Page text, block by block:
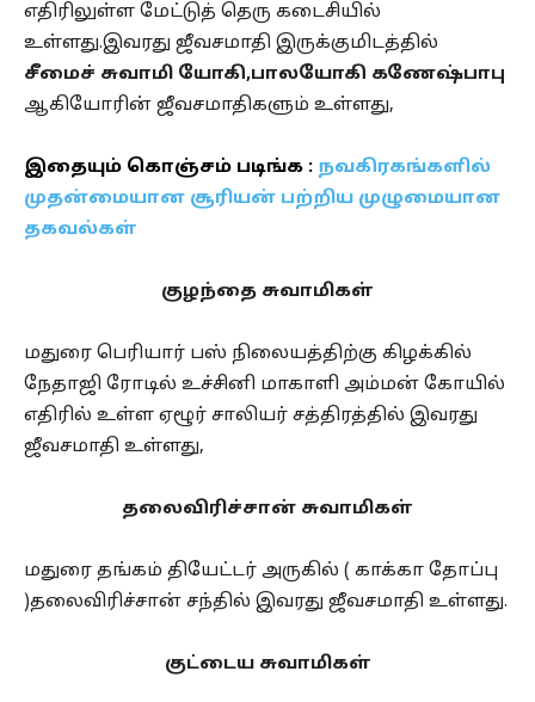
எதிரிலுள்ள மேட்டுத் தெரு கடைசியில்
உள்ளது.இவரது ஜீவசமாதி இருக்குமிடத்தில்
சீமைச் சுவாமி யோகி,பாலயோகி கணேஷ்பாபு
ஆகியோரின் ஜீவசமாதிகளும் உள்ளது,
இதையும் கொஞ்சம் படிங்க : நவகிரகங்களில்
முதன்மையான சூரியன் பற்றிய முழுமையான
தகவல்கள்
குழந்தை சுவாமிகள்
மதுரை பெரியார் பஸ் நிலையத்திற்கு கிழக்கில்
நேதாஜி ரோடில் உச்சினி மாகாளி அம்மன் கோயில்
எதிரில் உள்ள ஏழூர் சாலியர் சத்திரத்தில் இவரது
ஜீவசமாதி உள்ளது,
தலைவிரிச்சான் சுவாமிகள்
மதுரை தங்கம் தியேட்டர் அருகில் ( காக்கா தோப்பு
)தலைவிரிச்சான் சந்தில் இவரது ஜீவசமாதி உள்ளது.
குட்டைய சுவாமிகள்